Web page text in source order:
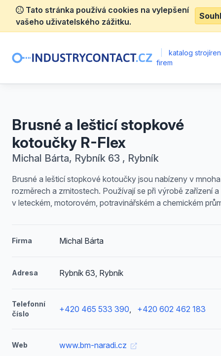
Tato stránka používá cookies na vylepšení
vašeho uživatelského zážitku.
katalog
firem
Brusné a lešticí stopkové
kotoučky R-Flex
Michal Bárta, Rybník 63 , Rybník
Brusné a lešticí stopkové kotoučky jsou nabízeny v mnoha
rozměrech a zrnitostech. Používají se při výrobě zařízení a
v leteckém, motorovém, potravinářském a chemickém
Firma Michal Bárta
Adresa Rybník 63, Rybník
Telefonní
číslo
+420 465 533 390, +420 602 462 183
Web www.bm-naradi.cz